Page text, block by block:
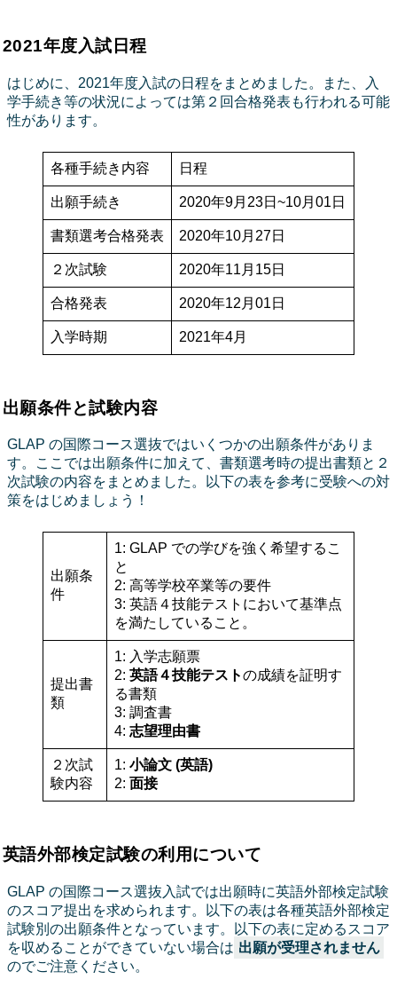
2021年度入試日程
はじめに、2021年度入試の日程をまとめました。また、入
学手続き等の状況によっては第２回合格発表も行われる可能
性があります。
各種手続き内容 日程
出願手続き 2020年9月23日~10月01日
書類選考合格発表 2020年10月27日
２次試験 2020年11月15日
合格発表 2020年12月01日
入学時期 2021年4月
出願条件と試験内容
GLAP の国際コース選抜ではいくつかの出願条件がありま
す。ここでは出願条件に加えて、書類選考時の提出書類と２
次試験の内容をまとめました。以下の表を参考に受験への対
策をはじめましょう！
出願条
件
1: GLAP での学びを強く希望するこ
と
2: 高等学校卒業等の要件
3: 英語４技能テストにおいて基準点
を満たしていること。
提出書
類
1: 入学志願票
2: 英語４技能テストの成績を証明す
る書類
3: 調査書
4: 志望理由書
２次試
験内容
1: 小論文 (英語)
2: 面接
英語外部検定試験の利用について
GLAP の国際コース選抜入試では出願時に英語外部検定試験
のスコア提出を求められます。以下の表は各種英語外部検定
試験別の出願条件となっています。以下の表に定めるスコア
を収めることができていない場合は 出願が受理されません
のでご注意ください。